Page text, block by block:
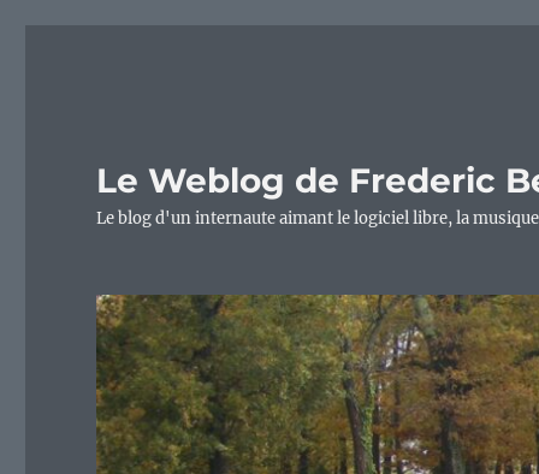
Le Weblog de Frederic
Le blog d'un internaute aimant le logiciel libre, la